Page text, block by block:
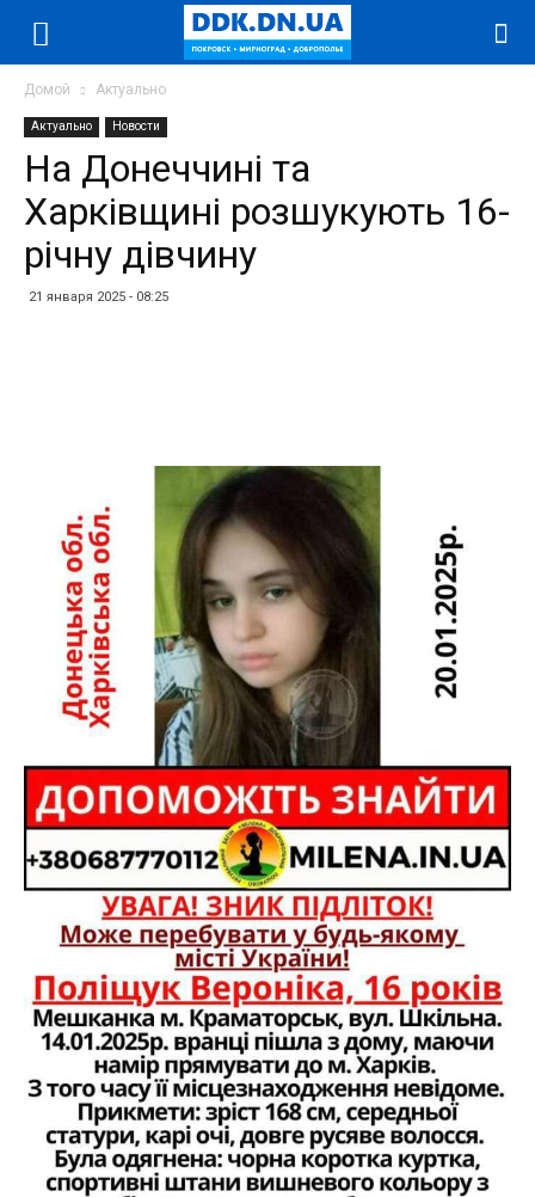
Домой Актуально
Актуально Новости
На Донеччині та
Харківщині розшукують 16-
річну дівчину
21 января 2025 - 08:25